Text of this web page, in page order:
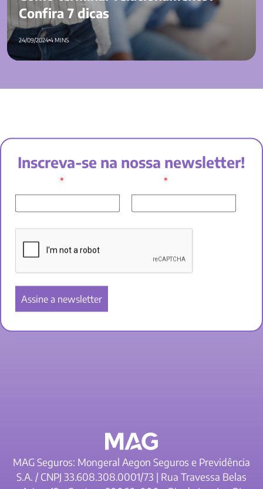
Confira 7 dicas
24/09/20244 MINS
Inscreva-se na nossa newsletter!
* *
MAG Seguros: Mongeral Aegon Seguros e Previdência
S.A. / CNPJ 33.608.308.0001/73 | Rua Travessa Belas